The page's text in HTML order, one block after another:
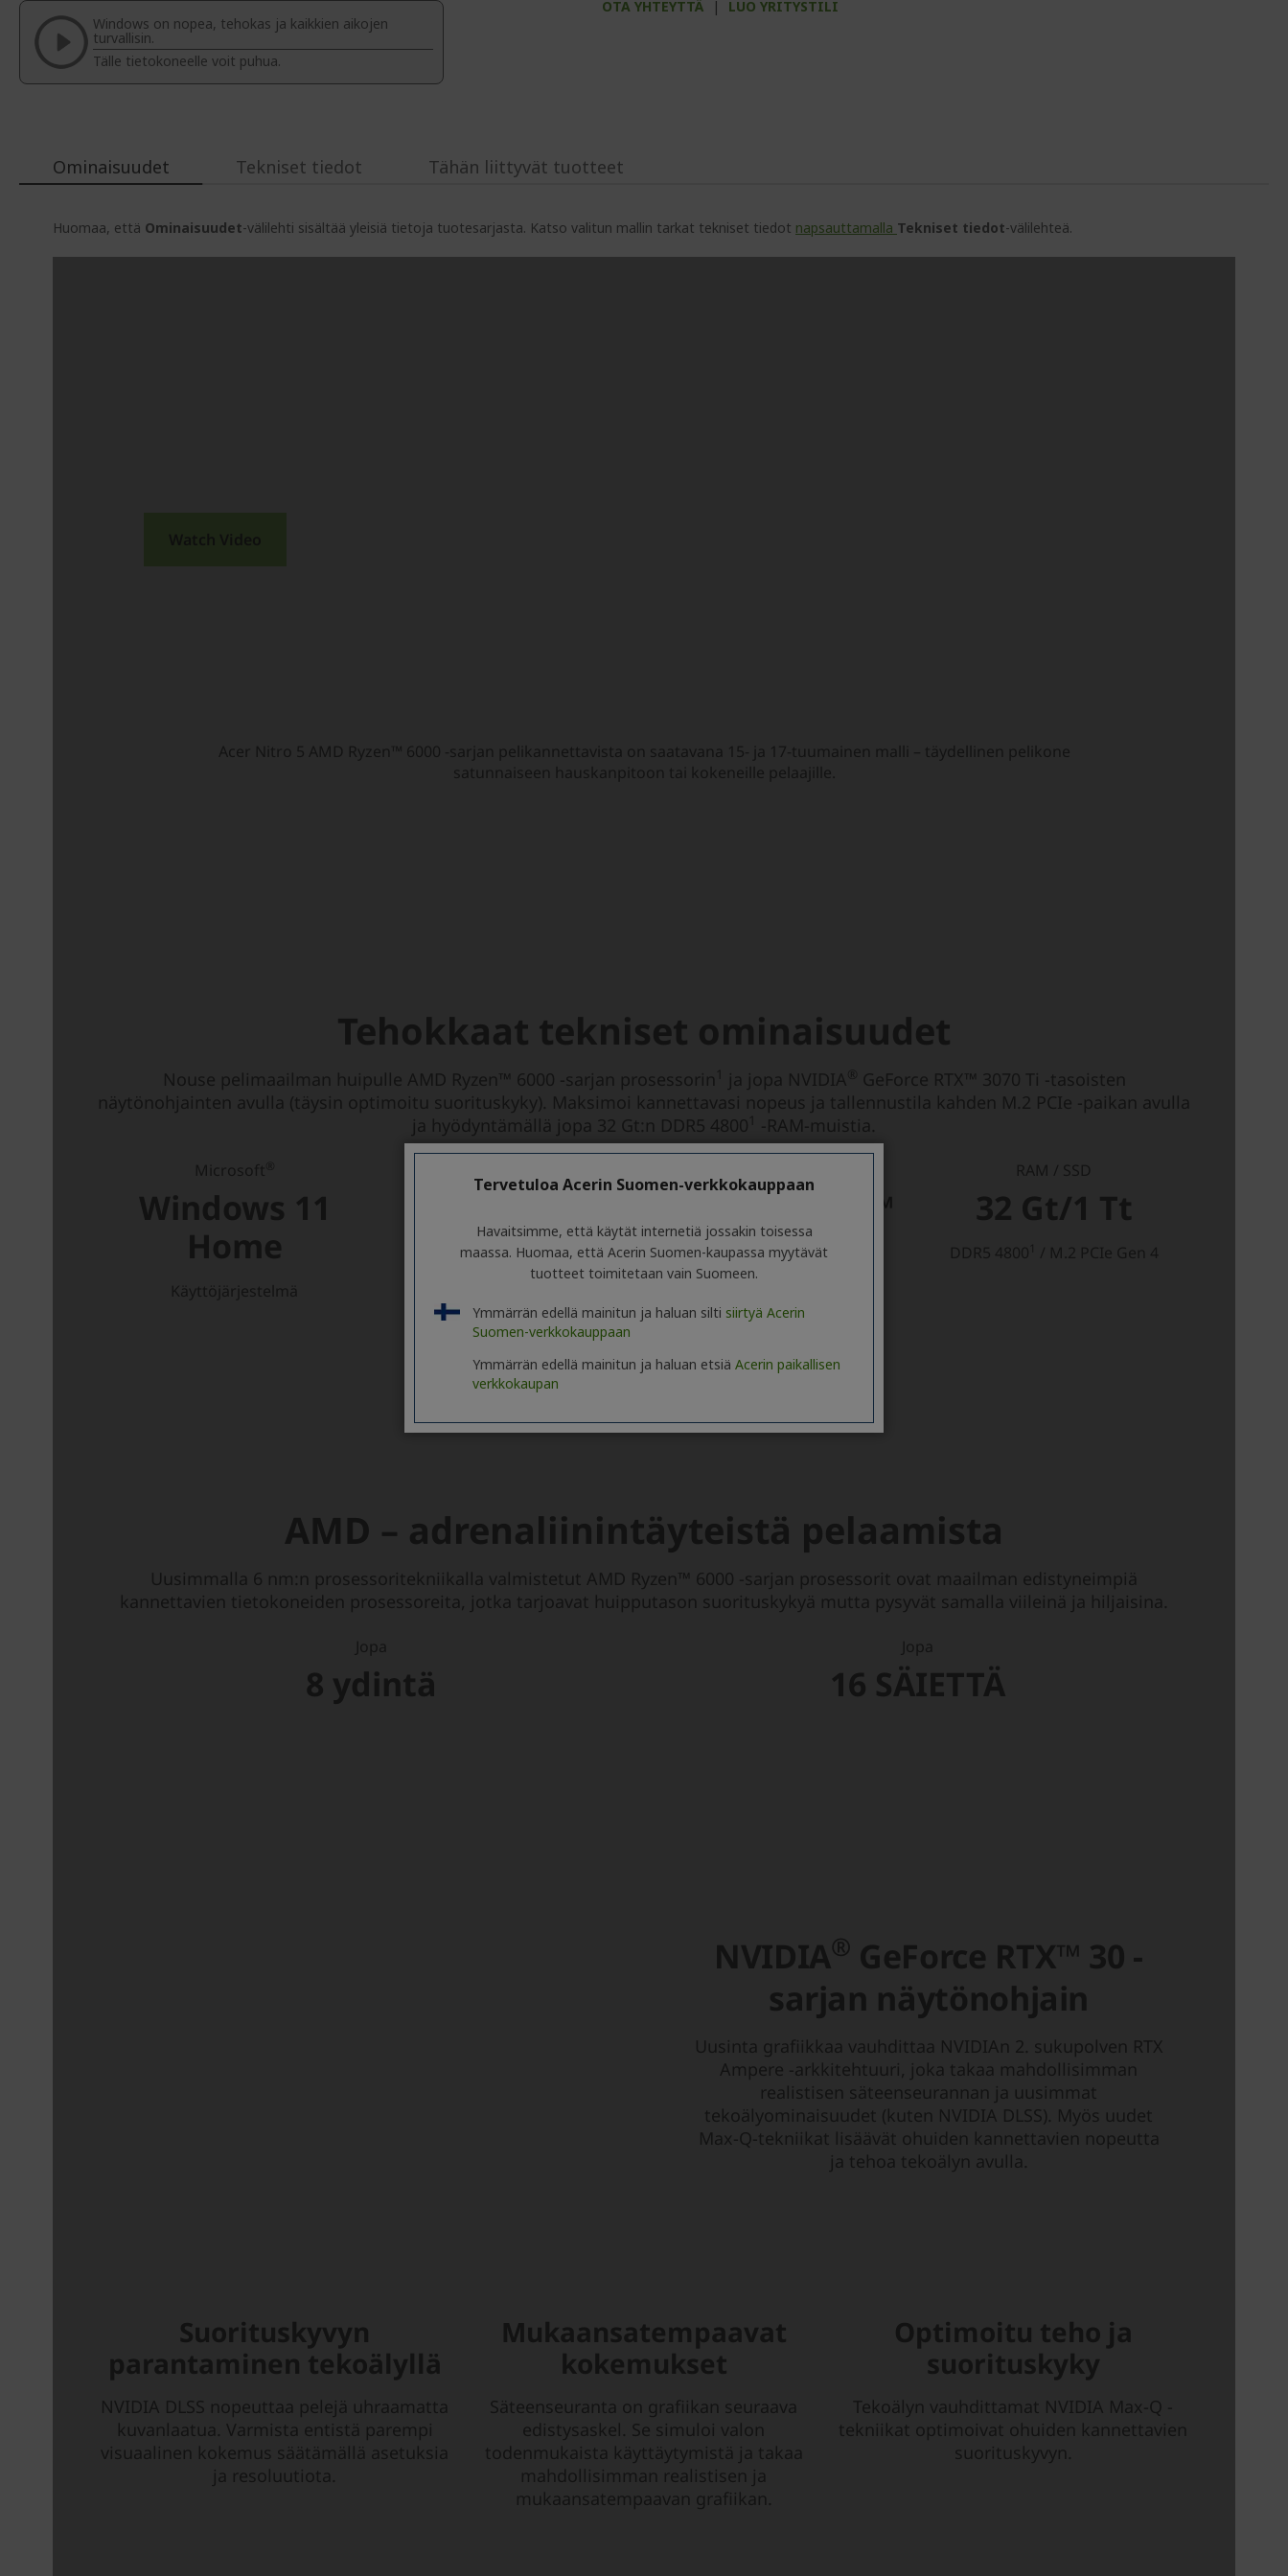
the
images
gallery
Windows on nopea, tehokas ja kaikkien aikojen
turvallisin.
Tälle tietokoneelle voit puhua.
OTA YHTEYTTÄ | LUO YRITYSTILI
Ominaisuudet
Huomaa, että Ominaisuudet-välilehti sisältää yleisiä tietoja tuotesarjasta. Katso valitun mallin tarkat tekniset tiedot napsauttamalla Tekniset tiedot-välilehteä.
Tekniset tiedot Tähän liittyvät tuotteet
Tervetuloa Acerin Suomen-verkkokauppaan
Havaitsimme, että käytät internetiä jossakin toisessa
maassa. Huomaa, että Acerin Suomen-kaupassa myytävät
tuotteet toimitetaan vain Suomeen.
Ymmärrän edellä mainitun ja haluan silti siirtyä Acerin
Suomen-verkkokauppaan
Ymmärrän edellä mainitun ja haluan etsiä Acerin paikallisen
verkkokaupan